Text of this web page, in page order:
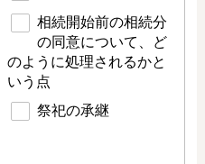
相続開始前の相続分
の同意について、ど
のように処理されるかと
いう点
祭祀の承継